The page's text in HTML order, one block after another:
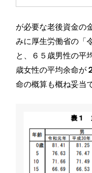
が必要な老後資金の
みに厚生労働省の「
と、６５歳男性の平
歳女性の平均余命が
命の概算も概ね妥当